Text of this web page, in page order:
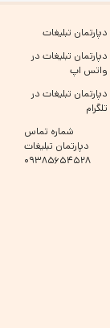
دپارتمان تبلیغات
دپارتمان تبلیغات در
واتس اپ
دپارتمان تبلیغات در
تلگرام
شماره تماس
دپارتمان تبلیغات
۰۹۳۸۵۶۵۴۵۲۸